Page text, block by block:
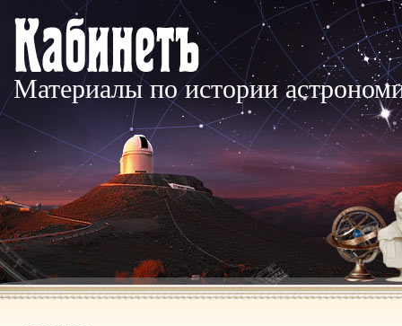
Материалы по истории